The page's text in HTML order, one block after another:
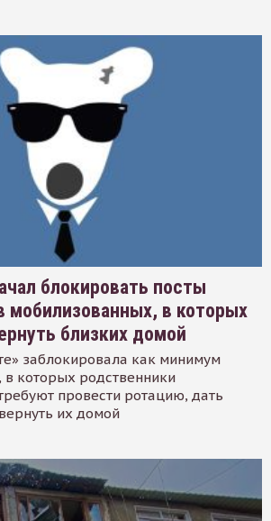
блокировать посты
мобилизованных, в которых
близких домой
заблокировала как минимум
в которых родственники
провести ротацию, дать
их домой